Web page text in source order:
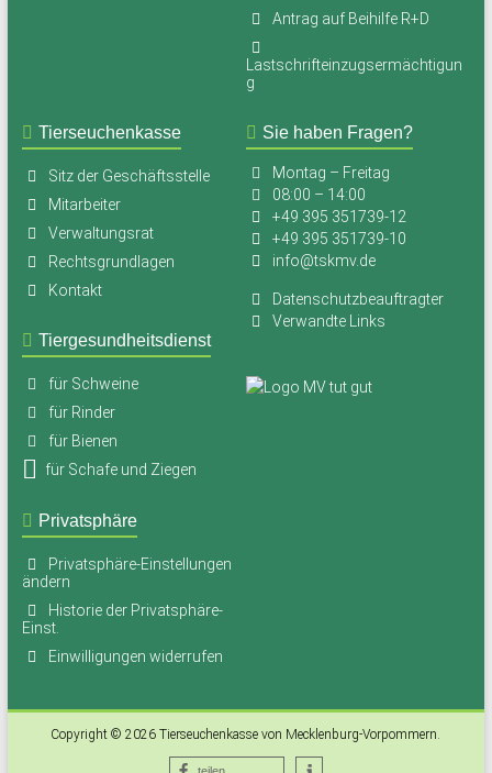
Antrag auf Beihilfe R+D
Lastschrifteinzugsermächtigun
g
Tierseuchenkasse
Sitz der Geschäftsstelle
Mitarbeiter
Verwaltungsrat
Rechtsgrundlagen
Kontakt
Tiergesundheitsdienst
für Schweine
für Rinder
für Bienen
für Schafe und Ziegen
Privatsphäre
Privatsphäre-Einstellungen
ändern
Historie der Privatsphäre-
Einst.
Einwilligungen widerrufen
Sie haben Fragen?
Montag – Freitag
08:00 – 14:00
+49 395 351739-12
+49 395 351739-10
info@tskmv.de
Datenschutzbeauftragter
Verwandte Links
Copyright © 2026Tierseuchenkasse von Mecklenburg-Vorpommern.